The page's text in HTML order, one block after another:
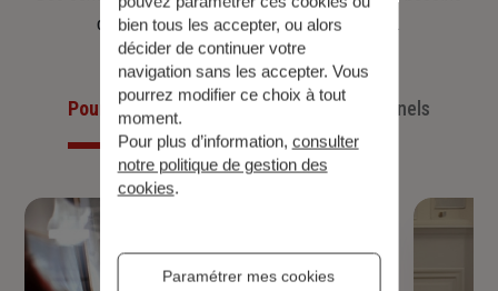
d’aujourd’hui et anticiper ceux de demain.
Pour les particuliers Pour les professionnels
bien tous les accepter, ou alors
décider de continuer votre
navigation sans les accepter. Vous
pourrez modifier ce choix à tout
moment.
Pour plus d’information, consulter
notre politique de gestion des
cookies.
Paramétrer mes cookies